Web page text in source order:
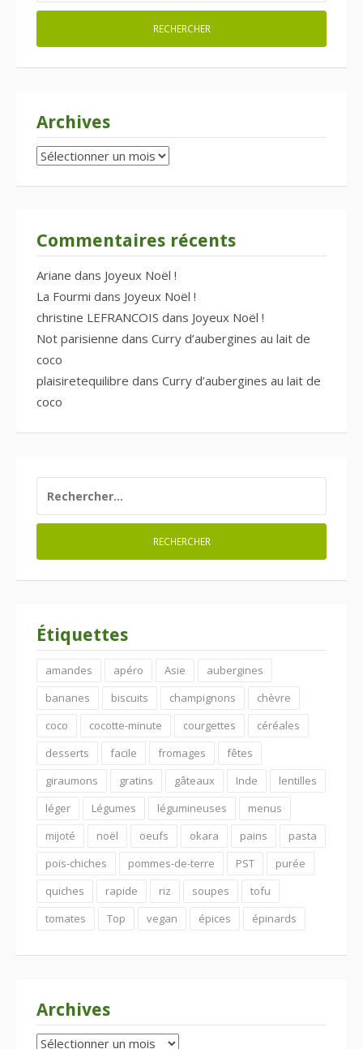
Archives
Archives
Commentaires récents
Ariane dans Joyeux Noël !
La Fourmi dans Joyeux Noël !
christine LEFRANCOIS dans Joyeux Noël !
Not parisienne dans Curry d’aubergines au lait de
coco
plaisiretequilibre dans Curry d’aubergines au lait de
coco
Étiquettes
amandes apéro Asie
aubergines
bananes
biscuits champignons
chèvre
coco
cocotte-minute courgettes
céréales
desserts
facile fromages
fêtes
giraumons
gratins gâteaux Inde
lentilles
léger
Légumes légumineuses
menus
mijoté
noël oeufs okara pains
pasta
pois-chiches
pommes-de-terre PST
purée
quiches
rapide riz soupes
tofu
tomates
Top vegan épices épinards
Archives
Archives